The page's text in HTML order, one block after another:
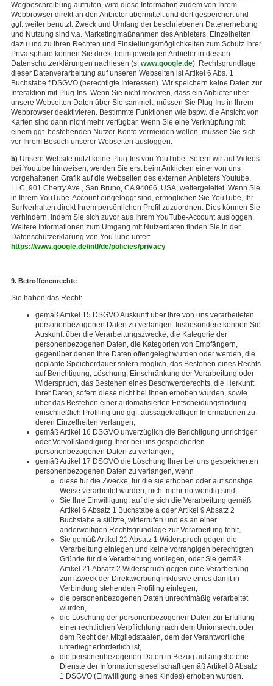
Wegbeschreibung aufrufen, wird diese Information zudem von Ihrem
Webbrowser direkt an den Anbieter übermittelt und dort gespeichert und
ggf. weiter benutzt. Zweck und Umfang der beschriebenen Datenerhebung
und Nutzung sind v.a. Marketingmaßnahmen des Anbieters. Einzelheiten
dazu und zu Ihren Rechten und Einstellungsmöglichkeiten zum Schutz Ihrer
Privatsphäre können Sie direkt beim jeweiligen Anbieter in dessen
Datenschutzerklärungen nachlesen (s. www.google.de). Rechtsgrundlage
dieser Datenverarbeitung auf unseren Webseiten ist Artikel 6 Abs. 1
Buchstabe f DSGVO (berechtigte Interessen). Wir speichern keine Daten zur
Interaktion mit Plug-Ins. Wenn Sie nicht möchten, dass ein Anbieter über
unsere Webseiten Daten über Sie sammelt, müssen Sie Plug-Ins in Ihrem
Webbrowser deaktivieren. Bestimmte Funktionen wie bspw. die Ansicht von
Karten sind dann nicht mehr verfügbar. Wenn Sie eine Verknüpfung mit
einem ggf. bestehenden Nutzer-Konto vermeiden wollen, müssen Sie sich
vor Ihrem Besuch unserer Webseiten ausloggen.
b) Unsere Website nutzt keine Plug-Ins von YouTube. Sofern wir auf Videos
bei Youtube hinweisen, werden Sie erst beim Anklicken einer von uns
vorgehaltenen Grafik auf die Webseiten des externen Anbieters Youtube,
LLC, 901 Cherry Ave., San Bruno, CA 94066, USA, weitergeleitet. Wenn Sie
in Ihrem YouTube-Account eingeloggt sind, ermöglichen Sie YouTube, Ihr
Surfverhalten direkt Ihrem persönlichen Profil zuzuordnen. Dies können Sie
verhindern, indem Sie sich zuvor aus Ihrem YouTube-Account ausloggen.
Weitere Informationen zum Umgang mit Nutzerdaten finden Sie in der
Datenschutzerklärung von YouTube unter:
https://www.google.de/intl/de/policies/privacy
9. Betroffenenrechte
Sie haben das Recht:
gemäß Artikel 15 DSGVO Auskunft über Ihre von uns verarbeiteten
personenbezogenen Daten zu verlangen. Insbesondere können Sie
Auskunft über die Verarbeitungszwecke, die Kategorie der
personenbezogenen Daten, die Kategorien von Empfängern,
gegenüber denen Ihre Daten offengelegt wurden oder werden, die
geplante Speicherdauer sofern möglich, das Bestehen eines Rechts
auf Berichtigung, Löschung, Einschränkung der Verarbeitung oder
Widerspruch, das Bestehen eines Beschwerderechts, die Herkunft
ihrer Daten, sofern diese nicht bei Ihnen erhoben wurden, sowie
über das Bestehen einer automatisierten Entscheidungsfindung
einschließlich Profiling und ggf. aussagekräftigen Informationen zu
deren Einzelheiten verlangen,
gemäß Artikel 16 DSGVO unverzüglich die Berichtigung unrichtiger
oder Vervollständigung Ihrer bei uns gespeicherten
personenbezogenen Daten zu verlangen,
gemäß Artikel 17 DSGVO die Löschung Ihrer bei uns gespeicherten
personenbezogenen Daten zu verlangen, wenn
diese für die Zwecke, für die sie erhoben oder auf sonstige
Weise verarbeitet wurden, nicht mehr notwendig sind,
Sie Ihre Einwilligung. auf die sich die Verarbeitung gemäß
Artikel 6 Absatz 1 Buchstabe a oder Artikel 9 Absatz 2
Buchstabe a stützte, widerrufen und es an einer
anderweitigen Rechtsgrundlage zur Verarbeitung fehlt,
Sie gemäß Artikel 21 Absatz 1 Widerspruch gegen die
Verarbeitung einlegen und keine vorrangigen berechtigten
Gründe für die Verarbeitung vorliegen, oder Sie gemäß
Artikel 21 Absatz 2 Widerspruch gegen eine Verarbeitung
zum Zweck der Direktwerbung inklusive eines damit in
Verbindung stehenden Profiling einlegen,
die personenbezogenen Daten unrechtmäßig verarbeitet
wurden,
die Löschung der personenbezogenen Daten zur Erfüllung
einer rechtlichen Verpflichtung nach dem Unionsrecht oder
dem Recht der Mitgliedstaaten, dem der Verantwortliche
unterliegt erforderlich ist,
die personenbezogenen Daten in Bezug auf angebotene
Dienste der Informationsgesellschaft gemäß Artikel 8 Absatz
1 DSGVO (Einwilligung eines Kindes) erhoben wurden.